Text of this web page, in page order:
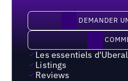
demander un prixDEMANDER
Commencez
Les essentiels
Listings
Reviews